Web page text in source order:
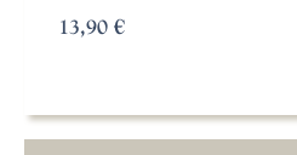
13,90 €